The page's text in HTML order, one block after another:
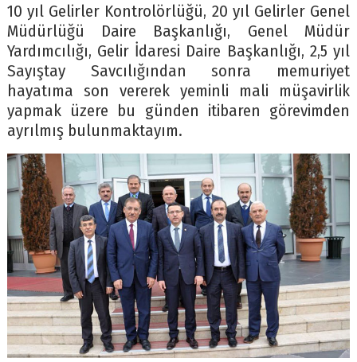
10 yıl Gelirler Kontrolörlüğü, 20 yıl Gelirler Genel
Müdürlüğü Daire Başkanlığı, Genel Müdür
Yardımcılığı, Gelir İdaresi Daire Başkanlığı, 2,5 yıl
Sayıştay Savcılığından sonra memuriyet
hayatıma son vererek yeminli mali müşavirlik
yapmak üzere bu günden itibaren görevimden
ayrılmış bulunmaktayım.